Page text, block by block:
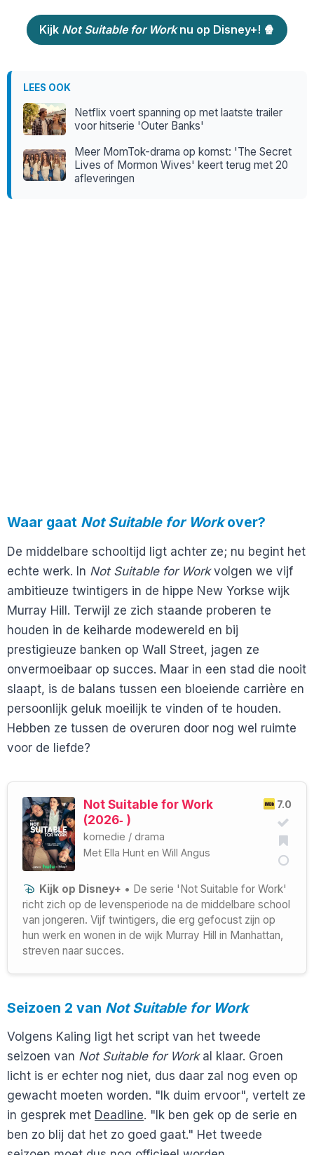
Kijk Not Suitable for Worknu op Disney+! 🍿
LEES OOK
Netflix voert spanning op met laatste trailer
voor hitserie 'Outer Banks'
Meer MomTok-drama op komst: 'The Secret
Lives of Mormon Wives' keert terug met 20
afleveringen
Waar gaat Not Suitable for Workover?
De middelbare schooltijd ligt achter ze; nu begint het
echte werk. In Not Suitable for Workvolgen we vijf
ambitieuze twintigers in de hippe New Yorkse wijk
Murray Hill. Terwijl ze zich staande proberen te
houden in de keiharde modewereld en bij
prestigieuze banken op Wall Street, jagen ze
onvermoeibaar op succes. Maar in een stad die nooit
slaapt, is de balans tussen een bloeiende carrière en
persoonlijk geluk moeilijk te vinden of te houden.
Hebben ze tussen de overuren door nog wel ruimte
voor de liefde?
7.0
Not Suitable for Work
(2026‑ )
komedie / drama
Met Ella Hunt en Will Angus
Kijk op Disney+ • De serie 'Not Suitable for Work'
richt zich op de levensperiode na de middelbare school
van jongeren. Vijf twintigers, die erg gefocust zijn op
hun werk en wonen in de wijk Murray Hill in Manhattan,
streven naar succes.
Seizoen 2 van Not Suitable for Work
Volgens Kaling ligt het script van het tweede
seizoen van Not Suitable for Workal klaar. Groen
licht is er echter nog niet, dus daar zal nog even op
gewacht moeten worden. "Ik duim ervoor", vertelt ze
in gesprek met Deadline. "Ik ben gek op de serie en
ben zo blij dat het zo goed gaat." Het tweede